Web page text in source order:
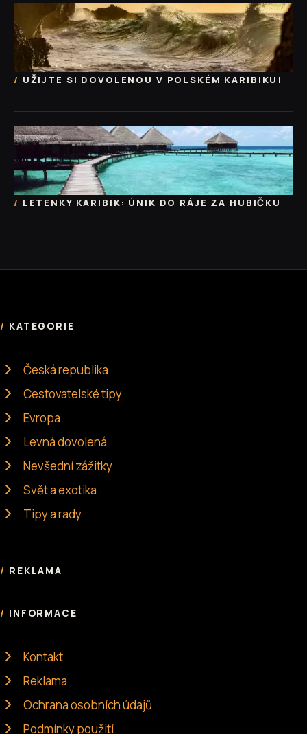
UŽIJTE SI DOVOLENOU V POLSKÉM KARIBIKU!
LETENKY KARIBIK: ÚNIK DO RÁJE ZA HUBIČKU
KATEGORIE
Česká republika
Cestovatelské tipy
Evropa
Levná dovolená
Nevšední zážitky
Svět a exotika
Tipy a rady
REKLAMA
INFORMACE
Kontakt
Reklama
Ochrana osobních údajů
Podmínky použití